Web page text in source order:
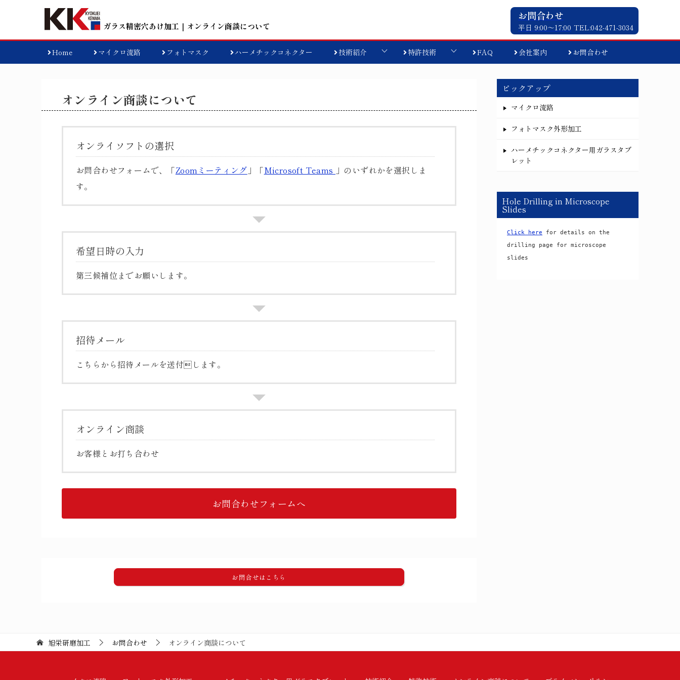
ガラス精密穴あけ加工 ｜オンライン商談について
お問合わせ
平日 9:00〜17:00 TEL:042-471-3034
Home マイクロ流路 フォトマスク ハーメチックコネクター 技術紹介 特許技術 FAQ 会社案内 お問合わせ
オンライン商談について
オンライソフトの選択
お問合わせフォームで、「Zoomミーティング 」「Microsoft Teams 」のいずれかを選択しま
す。
希望日時の入力
第三候補位までお願いします。
招待メール
こちらから招待メールを送付します。
オンライン商談
お客様とお打ち合わせ
お問合わせフォームへ
お問合せはこちら
ピックアップ
マイクロ流路
フォトマスク外形加工
ハーメチックコネクター用ガラスタブ
レット
Hole Drilling in Microscope
Slides
Click here for details on the
drilling page for microscope
slides
旭栄研磨加工 お問合わせ オンライン商談について